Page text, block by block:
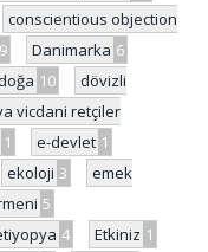
conscientious objection
9 Danimarka 6
10
dövizli
vicdani retçiler
1 e-devlet 1
ekoloji 3
emek
5
4 Etkiniz 1